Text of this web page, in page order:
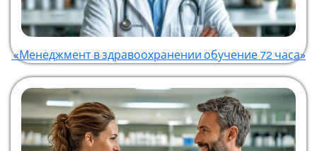
«Менеджмент в здравоохранении обучение 72 часа»